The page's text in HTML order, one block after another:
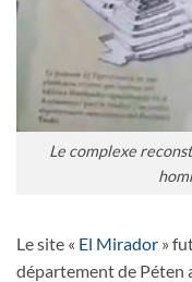
Le complexe
Le site « El Mirador »
département de Péten